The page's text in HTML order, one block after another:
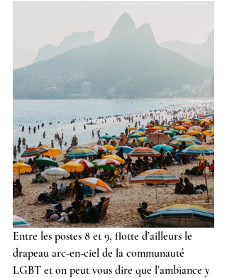
Entre les postes 8 et 9, flotte d’ailleurs le
drapeau arc-en-ciel de la communauté
LGBT et on peut vous dire que l’ambiance y